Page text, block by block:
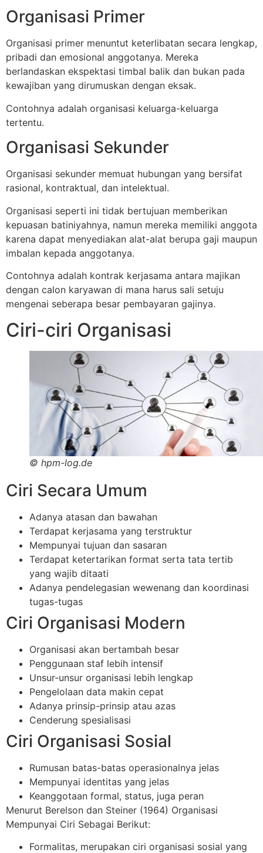
Organisasi Primer
Organisasi primer menuntut keterlibatan secara lengkap,
pribadi dan emosional anggotanya. Mereka
berlandaskan ekspektasi timbal balik dan bukan pada
kewajiban yang dirumuskan dengan eksak.
Contohnya adalah organisasi keluarga-keluarga
tertentu.
Organisasi Sekunder
Organisasi sekunder memuat hubungan yang bersifat
rasional, kontraktual, dan intelektual.
Organisasi seperti ini tidak bertujuan memberikan
kepuasan batiniyahnya, namun mereka memiliki anggota
karena dapat menyediakan alat-alat berupa gaji maupun
imbalan kepada anggotanya.
Contohnya adalah kontrak kerjasama antara majikan
dengan calon karyawan di mana harus sali setuju
mengenai seberapa besar pembayaran gajinya.
Ciri-ciri Organisasi
© hpm-log.de
Ciri Secara Umum
Adanya atasan dan bawahan
Terdapat kerjasama yang terstruktur
Mempunyai tujuan dan sasaran
Terdapat ketertarikan format serta tata tertib
yang wajib ditaati
Adanya pendelegasian wewenang dan koordinasi
tugas-tugas
Ciri Organisasi Modern
Organisasi akan bertambah besar
Penggunaan staf lebih intensif
Unsur-unsur organisasi lebih lengkap
Pengelolaan data makin cepat
Adanya prinsip-prinsip atau azas
Cenderung spesialisasi
Ciri Organisasi Sosial
Rumusan batas-batas operasionalnya jelas
Mempunyai identitas yang jelas
Keanggotaan formal, status, juga peran
Menurut Berelson dan Steiner (1964) Organisasi
Mempunyai Ciri Sebagai Berikut:
Formalitas, merupakan ciri organisasi sosial yang